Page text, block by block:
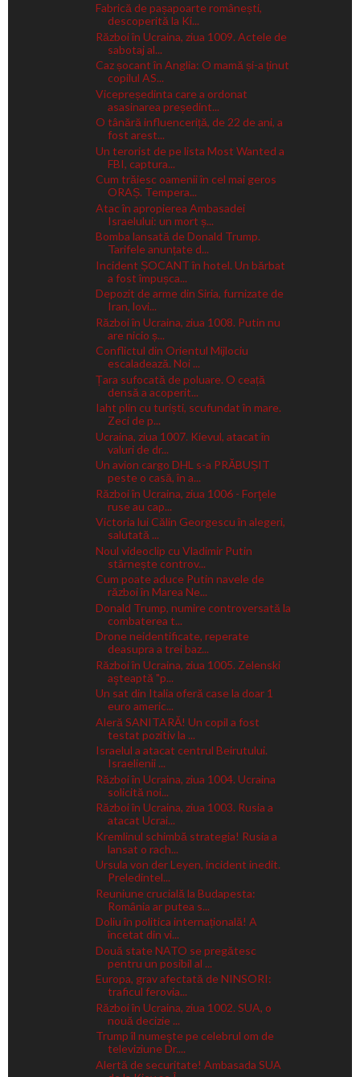
Fabrică de pașapoarte românești,
descoperită la Ki...
Război în Ucraina, ziua 1009. Actele de
sabotaj al...
Caz șocant în Anglia: O mamă și-a ținut
copilul AS...
Vicepreședinta care a ordonat
asasinarea președint...
O tânără influenceriță, de 22 de ani, a
fost arest...
Un terorist de pe lista Most Wanted a
FBI, captura...
Cum trăiesc oamenii în cel mai geros
ORAȘ. Tempera...
Atac în apropierea Ambasadei
Israelului: un mort ș...
Bomba lansată de Donald Trump.
Tarifele anunțate d...
Incident ȘOCANT în hotel. Un bărbat
a fost împușca...
Depozit de arme din Siria, furnizate de
Iran, lovi...
Război în Ucraina, ziua 1008. Putin nu
are nicio ș...
Conflictul din Orientul Mijlociu
escaladează. Noi ...
Țara sufocată de poluare. O ceață
densă a acoperit...
Iaht plin cu turiști, scufundat în mare.
Zeci de p...
Ucraina, ziua 1007. Kievul, atacat în
valuri de dr...
Un avion cargo DHL s-a PRĂBUȘIT
peste o casă, în a...
Război în Ucraina, ziua 1006 - Forţele
ruse au cap...
Victoria lui Călin Georgescu în alegeri,
salutată ...
Noul videoclip cu Vladimir Putin
stârnește controv...
Cum poate aduce Putin navele de
război în Marea Ne...
Donald Trump, numire controversată la
combaterea t...
Drone neidentificate, reperate
deasupra a trei baz...
Război în Ucraina, ziua 1005. Zelenski
aşteaptă "p...
Un sat din Italia oferă case la doar 1
euro americ...
Aleră SANITARĂ! Un copil a fost
testat pozitiv la ...
Israelul a atacat centrul Beirutului.
Israelienii ...
Război în Ucraina, ziua 1004. Ucraina
solicită noi...
Război în Ucraina, ziua 1003. Rusia a
atacat Ucrai...
Kremlinul schimbă strategia! Rusia a
lansat o rach...
Ursula von der Leyen, incident inedit.
Preledintel...
Reuniune crucială la Budapesta:
România ar putea s...
Doliu în politica internațională! A
încetat din vi...
Două state NATO se pregătesc
pentru un posibil al ...
Europa, grav afectată de NINSORI:
traficul ferovia...
Război în Ucraina, ziua 1002. SUA, o
nouă decizie ...
Trump îl numeşte pe celebrul om de
televiziune Dr....
Alertă de securitate! Ambasada SUA